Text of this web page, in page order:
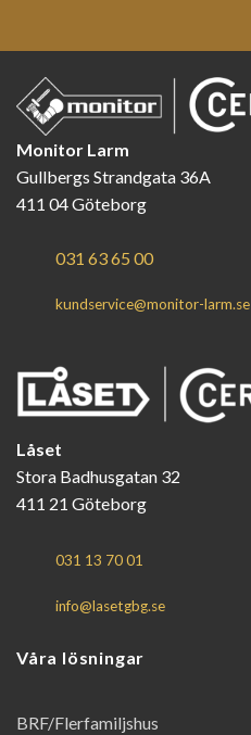
Monitor Larm
Gullbergs Strandgata 36A
411 04 Göteborg
031 63 65 00
kundservice@monitor-larm.se
Låset
Stora Badhusgatan 32
411 21 Göteborg
031 13 70 01
info@lasetgbg.se
Våra lösningar
BRF/Flerfamiljshus